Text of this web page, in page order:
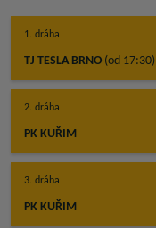
1. dráha
TJ TESLA BRNO (od 17:30)
2. dráha
PK KUŘIM
3. dráha
PK KUŘIM